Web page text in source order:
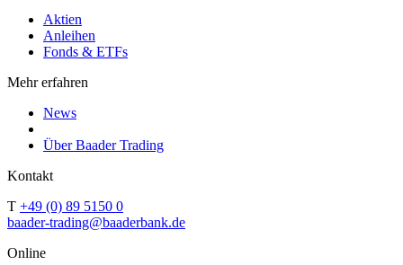
Aktien
Anleihen
Fonds & ETFs
Mehr erfahren
News
Über Baader Trading
Kontakt
T +49 (0) 89 5150 0
baader-trading@baaderbank.de
Online